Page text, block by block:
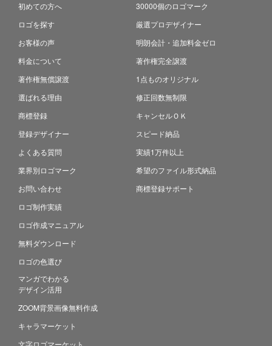
初めての方へ
ロゴを探す
お客様の声
料金について
著作権無償譲渡
選ばれる理由
商標登録
登録デザイナー
よくある質問
業界別ロゴマーク
お問い合わせ
ロゴ制作実績
ロゴ作成マニュアル
無料ダウンロード
ロゴの色選び
マンガでわかる
デザイン活用
ZOOM背景画像無料作成
キャラマーケット
文字ロゴマーケット
30000個のロゴマーク
厳選プロデザイナー
明朗会計・追加料金ゼロ
著作権完全譲渡
1点ものオリジナル
修正回数無制限
キャンセルＯＫ
スピード納品
実績1万件以上
希望のファイル形式納品
商標登録サポート